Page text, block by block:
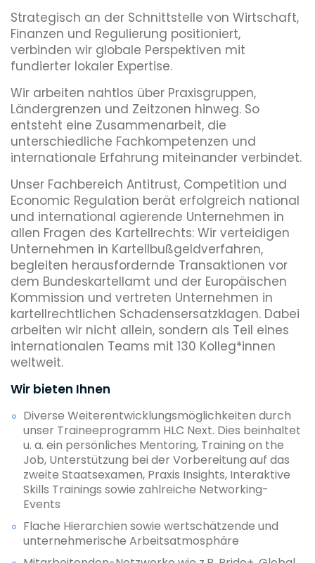
Strategisch an der Schnittstelle von Wirtschaft,
Finanzen und Regulierung positioniert,
verbinden wir globale Perspektiven mit
fundierter lokaler Expertise.
Wir arbeiten nahtlos über Praxisgruppen,
Ländergrenzen und Zeitzonen hinweg. So
entsteht eine Zusammenarbeit, die
unterschiedliche Fachkompetenzen und
internationale Erfahrung miteinander verbindet.
Unser Fachbereich Antitrust, Competition und
Economic Regulation berät erfolgreich national
und international agierende Unternehmen in
allen Fragen des Kartellrechts: Wir verteidigen
Unternehmen in Kartellbußgeldverfahren,
begleiten herausfordernde Transaktionen vor
dem Bundeskartellamt und der Europäischen
Kommission und vertreten Unternehmen in
kartellrechtlichen Schadensersatzklagen. Dabei
arbeiten wir nicht allein, sondern als Teil eines
internationalen Teams mit 130 Kolleg*innen
weltweit.
Wir bieten Ihnen
Diverse Weiterentwicklungsmöglichkeiten durch
unser Traineeprogramm HLC Next. Dies beinhaltet
u. a. ein persönliches Mentoring, Training on the
Job, Unterstützung bei der Vorbereitung auf das
zweite Staatsexamen, Praxis Insights, Interaktive
Skills Trainings sowie zahlreiche Networking-
Events
Flache Hierarchien sowie wertschätzende und
unternehmerische Arbeitsatmosphäre